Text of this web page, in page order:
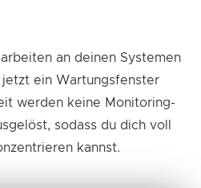
an deinen Systemen
ein Wartungsfenster
werden keine Monitoring-
sodass du dich voll
kannst.